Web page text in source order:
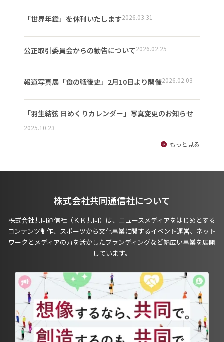
「世界年鑑」を休刊いたします2026.03.31
公正取引委員会からの勧告について2026.02.25
報道写真展「食の戦後史」2月10日より開催2026.02.03
「羽生結弦 日めくりカレンダー」写真変更のお知らせ
2025.10.23
もっと見る
株式会社共同通信社について
株式会社共同通信社（ＫＫ共同）は、ニュースメディアをはじめとする
コンテンツ制作、スポーツから文化事業に関するイベント運営、ネット
ワークとメディアの力を活かしたブランディングなど幅広い事業を展開
しています。